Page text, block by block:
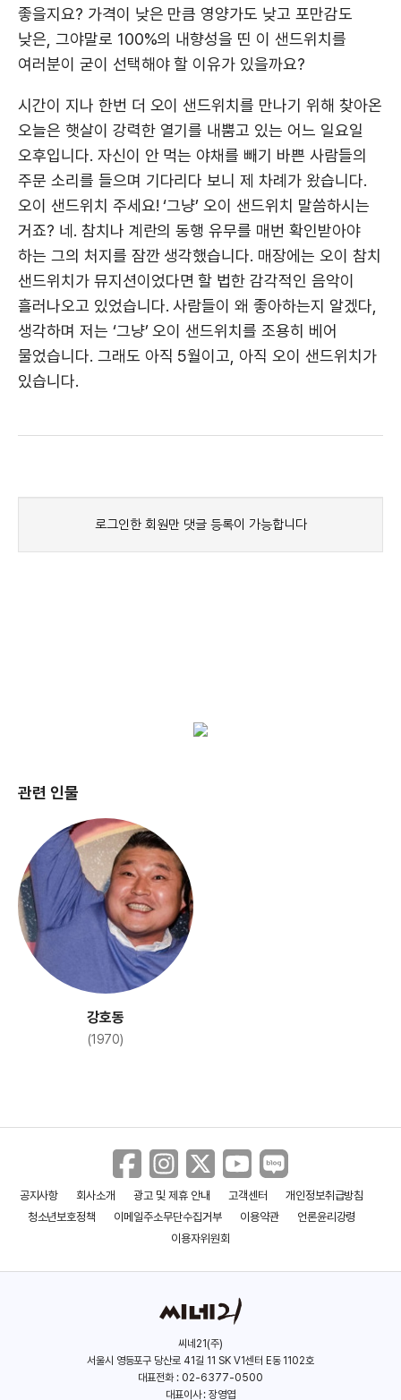
좋을지요? 가격이 낮은 만큼 영양가도 낮고 포만감도
낮은, 그야말로 100%의 내향성을 띤 이 샌드위치를
여러분이 굳이 선택해야 할 이유가 있을까요?
시간이 지나 한번 더 오이 샌드위치를 만나기 위해 찾아온
오늘은 햇살이 강력한 열기를 내뿜고 있는 어느 일요일
오후입니다. 자신이 안 먹는 야채를 빼기 바쁜 사람들의
주문 소리를 들으며 기다리다 보니 제 차례가 왔습니다.
오이 샌드위치 주세요! ‘그냥’ 오이 샌드위치 말씀하시는
거죠? 네. 참치나 계란의 동행 유무를 매번 확인받아야
하는 그의 처지를 잠깐 생각했습니다. 매장에는 오이 참치
샌드위치가 뮤지션이었다면 할 법한 감각적인 음악이
흘러나오고 있었습니다. 사람들이 왜 좋아하는지 알겠다,
생각하며 저는 ‘그냥’ 오이 샌드위치를 조용히 베어
물었습니다. 그래도 아직 5월이고, 아직 오이 샌드위치가
있습니다.
관련 인물
강호동
(1970)
공지사항 회사소개 광고 및 제휴 안내 고객센터
개인정보취급방침
청소년보호정책
이메일주소무단수집거부 이용약관
언론윤리강령
이용자위원회
씨네21(주)
서울시 영등포구 당산로 41길 11 SK V1센터 E동 1102호
대표전화 : 02-6377-0500
대표이사 : 장영엽